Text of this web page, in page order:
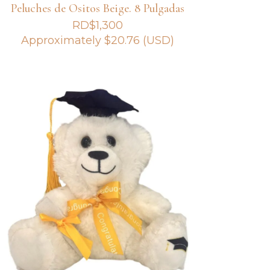
Peluches de Ositos Beige. 8 Pulgadas
RD$1,300
Approximately $20.76 (USD)